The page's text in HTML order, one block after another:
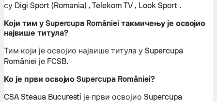
су Digi Sport (Romania) , Telekom TV , Look Sport .
Који тим у Supercupa României такмичењу је освојио
највише титула?
Тим који је освојио највише титула у Supercupa
României је FCSB.
Ко је први освојио Supercupa României?
CSA Steaua Bucuresti је први освојио Supercupa